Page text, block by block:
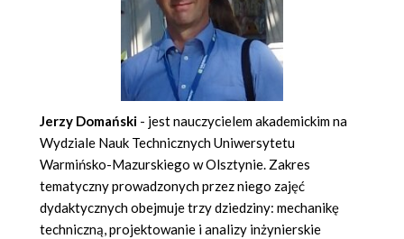
Jerzy Domański - jest nauczycielem akademickim na
Wydziale Nauk Technicznych Uniwersytetu
Warmińsko-Mazurskiego w Olsztynie. Zakres
tematyczny prowadzonych przez niego zajęć
dydaktycznych obejmuje trzy dziedziny: mechanikę
techniczną, projektowanie i analizy inżynierskie